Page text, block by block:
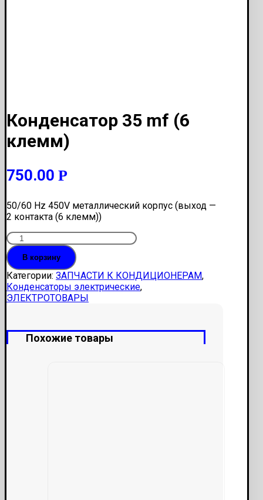
Конденсатор 35 mf (6
клемм)
750.00 Р
50/60 Hz 450V металлический корпус (выход —
2 контакта (6 клемм))
Количество
Конденсатор
35
mf
(6
клемм)
В корзину
Категории: ЗАПЧАСТИ К КОНДИЦИОНЕРАМ,
Конденсаторы электрические,
ЭЛЕКТРОТОВАРЫ
Похожие товары